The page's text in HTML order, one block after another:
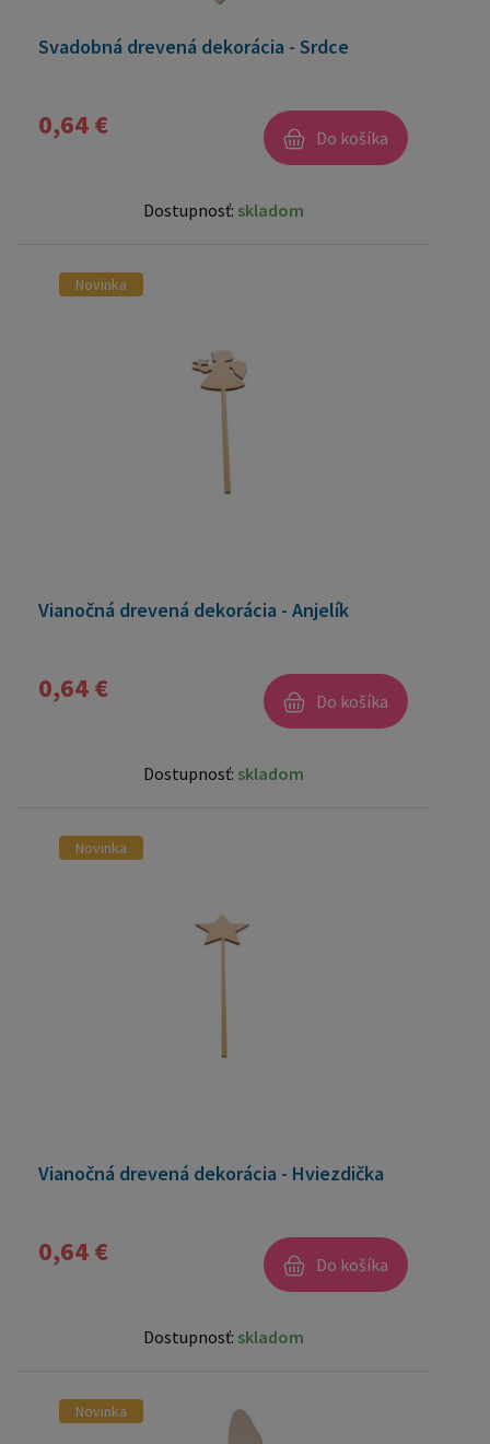
Svadobná drevená dekorácia - Srdce
0,64 € Do košíka
Dostupnosť: skladom
Novinka
Vianočná drevená dekorácia - Anjelík
0,64 € Do košíka
Dostupnosť: skladom
Novinka
Vianočná drevená dekorácia - Hviezdička
0,64 € Do košíka
Dostupnosť: skladom
Novinka